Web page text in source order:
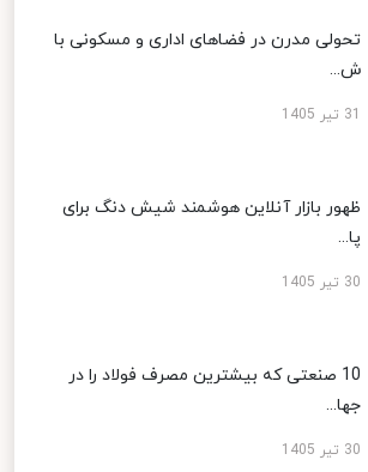
تحولی مدرن در فضاهای اداری و مسکونی با
ش...
ظهور بازار آنلاین هوشمند شیش دنگ برای
پا...
30 تیر 1405
10 صنعتی که بیشترین مصرف فولاد را در
جها...
30 تیر 1405